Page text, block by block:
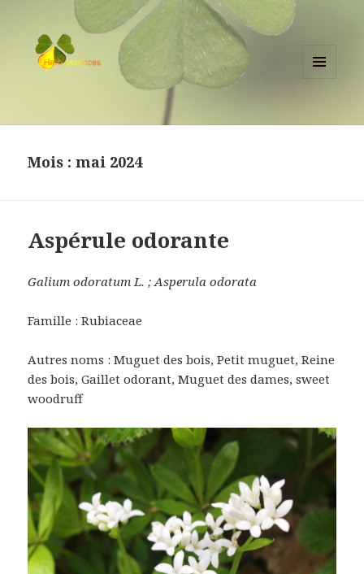
herbessences.fr
Mois :mai 2024
Aspérule odorante
Galium odoratum L. ; Asperula odorata
Famille : Rubiaceae
Autres noms : Muguet des bois, Petit muguet, Reine
des bois, Gaillet odorant, Muguet des dames, sweet
woodruff